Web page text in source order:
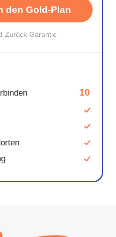
den Gold-Plan
Zurück-Garantie
10